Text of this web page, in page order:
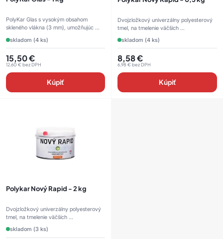
PolyKar Glas s vysokým obsahom
skleného vlákna (3 mm), umožňujúc ...
skladom (4 ks)
15,50€
12,60 €bez DPH
Kúpiť
Dvojzložkový univerzálny polyesterový
tmel, na tmelenie väčších ...
skladom (4 ks)
8,58€
6,98 €bez DPH
Kúpiť
Polykar Nový Rapid - 2 kg
Dvojzložkový univerzálny polyesterový
tmel, na tmelenie väčších ...
skladom (3 ks)